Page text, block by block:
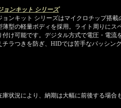
ョンキット シリーズ
ョンキット シリーズはマイクロチップ搭載
薄型の軽量ボディを採用。ライト周りにス
付け可能です。デジタル方式で電圧・電流
チラつきを防ぎ、HIDでは苦手なパッシン
庫状況により、納期は大幅に前後する場合